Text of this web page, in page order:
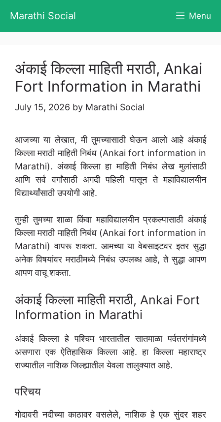
content
Marathi Social Menu
अंकाई किल्ला माहिती मराठी, Ankai
Fort Information in Marathi
July 15, 2026 by Marathi Social
आजच्या या लेखात, मी तुमच्यासाठी घेऊन आलो आहे अंकाई
किल्ला मराठी माहिती निबंध (Ankai fort information in
Marathi). अंकाई किल्ला हा माहिती निबंध लेख मुलांसाठी
आणि सर्व वर्गांसाठी अगदी पहिली पासून ते महाविद्यालयीन
विद्यार्थ्यांसाठी उपयोगी आहे.
तुम्ही तुमच्या शाळा किंवा महाविद्यालयीन प्रकल्पासाठी अंकाई
किल्ला मराठी माहिती निबंध (Ankai fort information in
Marathi) वापरू शकता. आमच्या या वेबसाइटवर इतर सुद्धा
अनेक विषयांवर मराठीमध्ये निबंध उपलब्ध आहे, ते सुद्धा आपण
आपण वाचू शकता.
अंकाई किल्ला माहिती मराठी, Ankai Fort
Information in Marathi
अंकाई किल्ला हे पश्चिम भारतातील सातमाळा पर्वतरांगांमध्ये
असणारा एक ऐतिहासिक किल्ला आहे. हा किल्ला महाराष्ट्र
राज्यातील नाशिक जिल्ह्यातील येवला तालुक्यात आहे.
परिचय
गोदावरी नदीच्या काठावर वसलेले, नाशिक हे एक सुंदर शहर